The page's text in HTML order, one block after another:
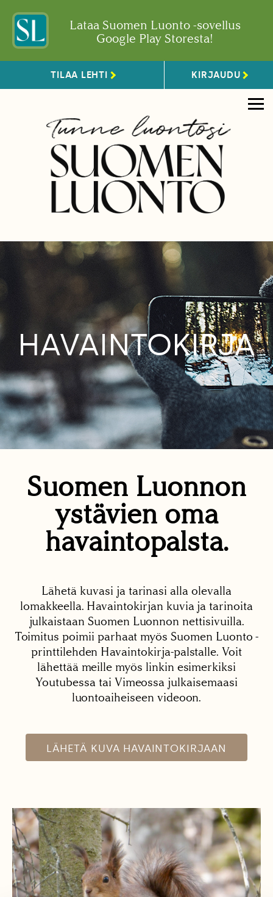
Lataa Suomen Luonto -sovellus
Google Play Storesta!
TILAA LEHTI KIRJAUDU
HAVAINTOKIRJA
Suomen Luonnon
ystävien oma
havaintopalsta.
Lähetä kuvasi ja tarinasi alla olevalla
lomakkeella. Havaintokirjan kuvia ja tarinoita
julkaistaan Suomen Luonnon nettisivuilla.
Toimitus poimii parhaat myös Suomen Luonto -
printtilehden Havaintokirja-palstalle. Voit
lähettää meille myös linkin esimerkiksi
Youtubessa tai Vimeossa julkaisemaasi
luontoaiheiseen videoon.
LÄHETÄ KUVA HAVAINTOKIRJAAN